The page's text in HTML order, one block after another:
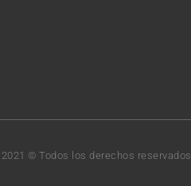
© Todos los derechos reservados.